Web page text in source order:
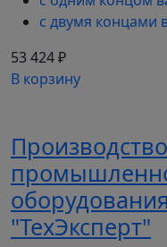
с двумя концами
53 424 ₽
В корзину
"ТехЭксперт"